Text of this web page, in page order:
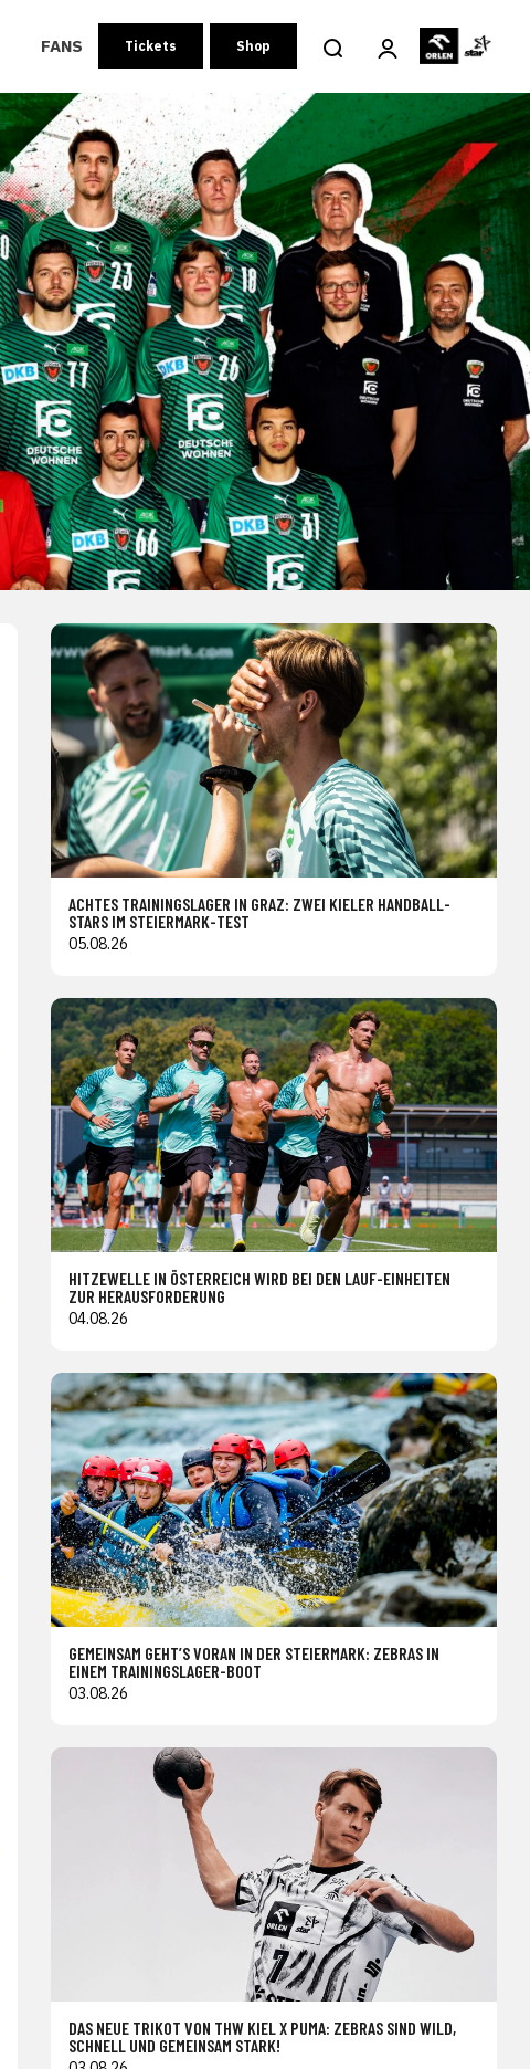
FANS Tickets Shop
ACHTES TRAININGSLAGER IN GRAZ: ZWEI KIELER HANDBALL-
STARS IM STEIERMARK-TEST
05.08.26
HITZEWELLE IN ÖSTERREICH WIRD BEI DEN LAUF-EINHEITEN
ZUR HERAUSFORDERUNG
04.08.26
GEMEINSAM GEHT’S VORAN IN DER STEIERMARK: ZEBRAS IN
EINEM TRAININGSLAGER-BOOT
03.08.26
DAS NEUE TRIKOT VON THW KIEL X PUMA: ZEBRAS SIND WILD,
SCHNELL UND GEMEINSAM STARK!